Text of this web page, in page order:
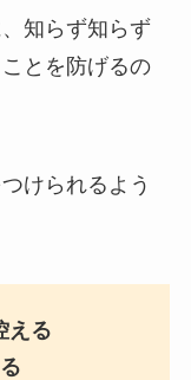
知らず知らず
とを防げるの
けられるよう
える